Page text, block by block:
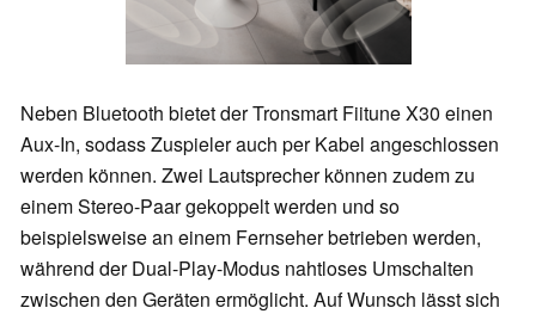
Neben Bluetooth bietet der Tronsmart Fiitune X30 einen
Aux-In, sodass Zuspieler auch per Kabel angeschlossen
werden können. Zwei Lautsprecher können zudem zu
einem Stereo-Paar gekoppelt werden und so
beispielsweise an einem Fernseher betrieben werden,
während der Dual-Play-Modus nahtloses Umschalten
zwischen den Geräten ermöglicht. Auf Wunsch lässt sich